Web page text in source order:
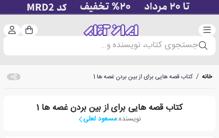
دسته‌بندی سبد
جستجوی کتاب، نویسنده و...
خانه / کتاب قصه هایی برای از بین بردن غصه ها 1
کتاب قصه هایی برای از بین بردن غصه ها 1
نویسنده:مسعود لعلی